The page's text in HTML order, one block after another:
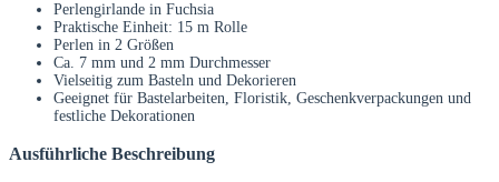
Perlengirlande in Fuchsia
Praktische Einheit: 15 m Rolle
Perlen in 2 Größen
Ca. 7 mm und 2 mm Durchmesser
Vielseitig zum Basteln und Dekorieren
Geeignet für Bastelarbeiten, Floristik, Geschenkverpackungen und
festliche Dekorationen
Ausführliche Beschreibung